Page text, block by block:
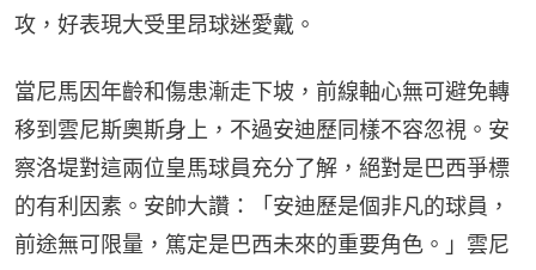
攻，好表現大受里昂球迷愛戴。
當尼馬因年齡和傷患漸走下坡，前線軸心無可避免轉
移到雲尼斯奧斯身上，不過安迪歷同樣不容忽視。安
察洛堤對這兩位皇馬球員充分了解，絕對是巴西爭標
的有利因素。安帥大讚：「安迪歷是個非凡的球員，
前途無可限量，篤定是巴西未來的重要角色。」雲尼